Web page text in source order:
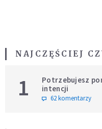
NAJCZĘŚCIEJ
1
Potrzebujesz
intencji
62 komentarzy